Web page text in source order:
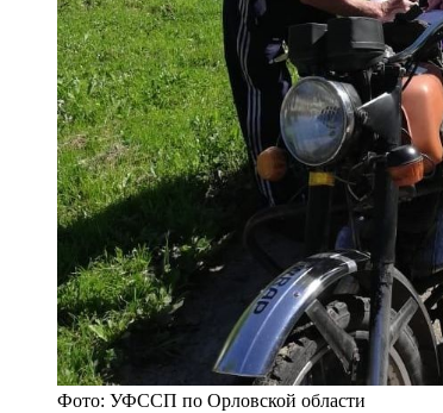
Фото: УФССП по Орловской области